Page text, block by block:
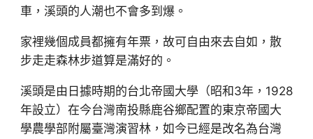
車，溪頭的人潮也不會多到爆。
家裡幾個成員都擁有年票，故可自由來去自如，散
步走走森林步道算是滿好的。
溪頭是由日據時期的台北帝國大學（昭和3年，1928
年設立）在今台灣南投縣鹿谷鄉配置的東京帝國大
學農學部附屬臺灣演習林，如今已經是改名為台灣